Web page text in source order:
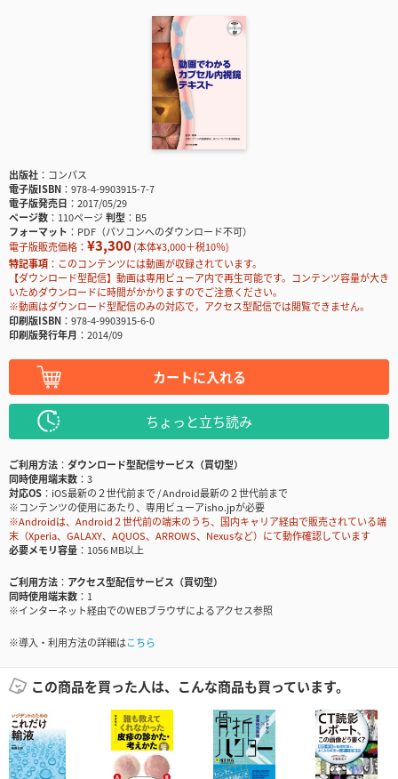
出版社
コンパス
電子版ISBN
978-4-9903915-7-7
電子版発売日
2017/05/29
ページ数
110ページ判型
B5
フォーマット
PDF（パソコンへのダウンロード不可）
電子版販売価格： ¥3,300(本体¥3,000＋税10％)
特記事項
このコンテンツには動画が収録されています。
【ダウンロード型配信】動画は専用ビューア内で再生可能です。コンテンツ容量が大き
いためダウンロードに時間がかかりますのでご注意ください。
※動画はダウンロード型配信のみの対応で，アクセス型配信では閲覧できません。
印刷版ISBN
978-4-9903915-6-0
印刷版発行年月
2014/09
カートに入れる
ちょっと立ち読み
ご利用方法
ダウンロード型配信サービス（買切型）
同時使用端末数
3
対応OS
iOS最新の２世代前まで / Android最新の２世代前まで
※コンテンツの使用にあたり、専用ビューアisho.jpが必要
※Androidは、Android２世代前の端末のうち、国内キャリア経由で販売されている端
末（Xperia、GALAXY、AQUOS、ARROWS、Nexusなど）にて動作確認しています
必要メモリ容量
1056 MB以上
ご利用方法
アクセス型配信サービス（買切型）
同時使用端末数
1
※インターネット経由でのWEBブラウザによるアクセス参照
※導入・利用方法の詳細はこちら
この商品を買った人は、こんな商品も買っています。